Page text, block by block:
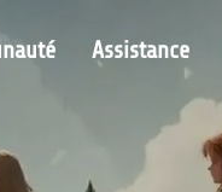
Assistance